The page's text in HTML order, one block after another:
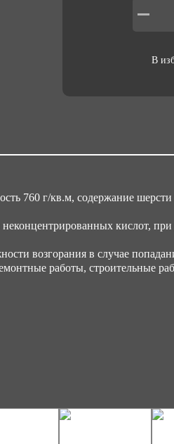
В
760 г/кв.м, содержание
кислот, при
возгорания в случае
работы, строительные